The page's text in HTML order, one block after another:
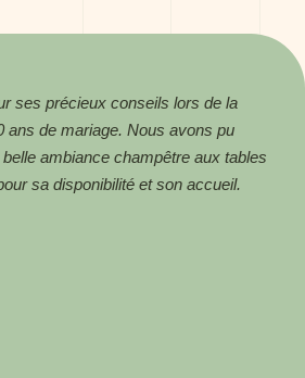
ses précieux conseils lors de la
ans de mariage. Nous avons pu
ambiance champêtre aux tables
sa disponibilité et son accueil.